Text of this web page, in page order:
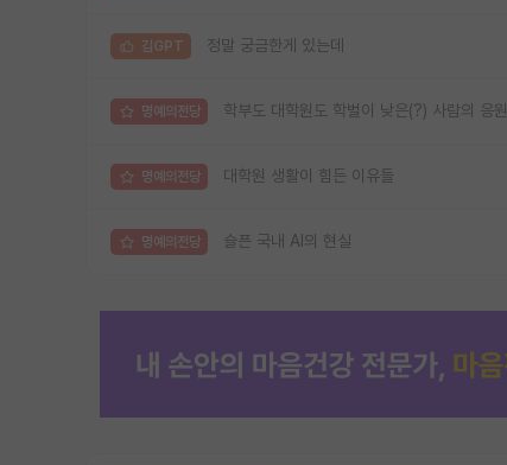
김GPT 정말 궁금한게 있는데
명예의전당 학부도 대학원도 학벌이 낮은(?) 사람의 응원
명예의전당 대학원 생활이 힘든 이유들
명예의전당 슬픈 국내 AI의 현실